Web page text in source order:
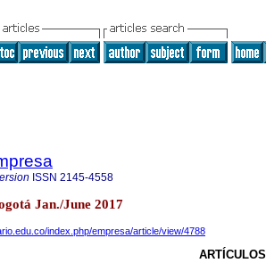
ISSN 2145-4558
Jan./June 2017
index.php/empresa/article/view/4788
ARTÍCULOS